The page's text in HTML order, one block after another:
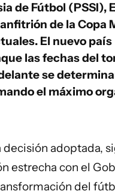
de Fútbol (PSSI),
de la Copa
El nuevo país
las fechas del
se
el máximo
decisión adoptada,
estrecha con el
del